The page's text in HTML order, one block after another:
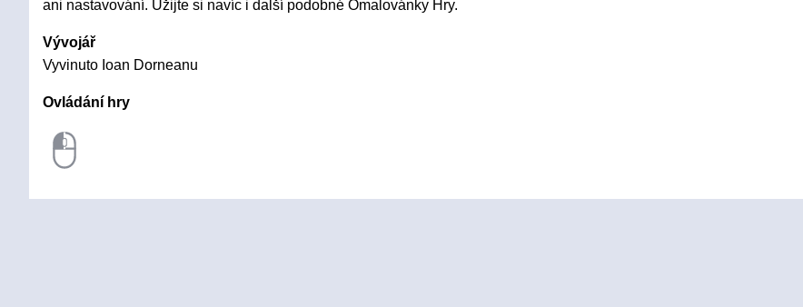
ani nastavování. Užijte si navíc i další podobné Omalovánky Hry.
Vývojář
Vyvinuto Ioan Dorneanu
Ovládání hry